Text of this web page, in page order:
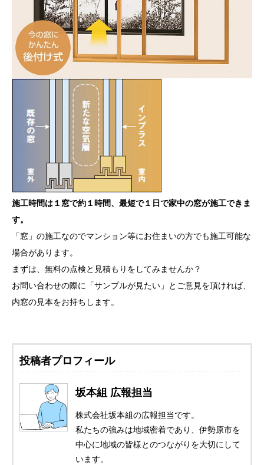
施工時間は１窓で約１時間、最短で１日で家中の窓が施工できま
す。
「窓」の施工なのでマンション等にお住まいの方でも施工可能な
場合があります。
まずは、無料の点検と見積もりをしてみませんか？
お問い合わせの際に「サンプルが見たい」とご意見を頂ければ、
内窓の見本をお持ちします。
投稿者プロフィール
坂本組 広報担当
株式会社坂本組の広報担当です。
私たちの強みは地域密着であり、伊勢原市を
中心に地域の皆様とのつながりを大切にして
います。